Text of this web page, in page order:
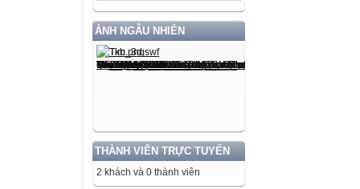
ẢNH NGẪU NHIÊN
THÀNH VIÊN TRỰC TUYẾN
2 khách và 0 thành viên